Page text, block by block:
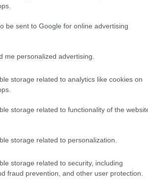
be sent to Google for online advertising
me personalized advertising.
storage related to analytics like cookies on
storage related to functionality of the
storage related to personalization.
storage related to security, including
fraud prevention, and other user protection.